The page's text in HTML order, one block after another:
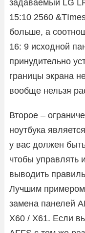
задаваемый LG
15:10 2560
больше, а
16: 9 исходной
принудительно
границы экрана
вообще нельзя
Второе –
ноутбука
у вас должен
чтобы управлять
выводить
Лучшим
замена панелей
X60 / X61. Если